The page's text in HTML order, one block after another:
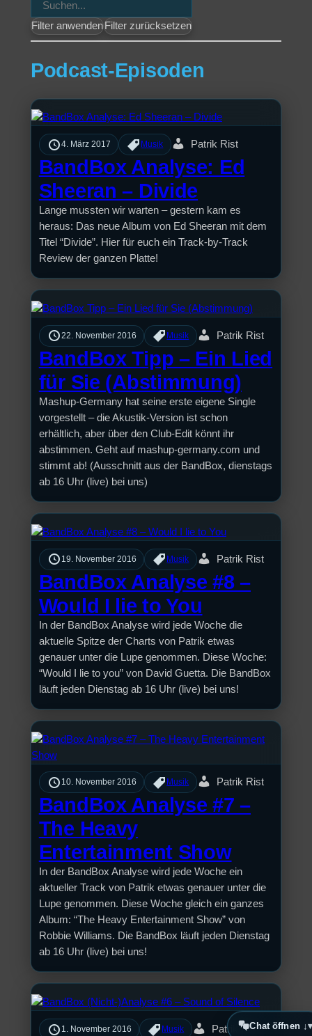
Filter anwenden Filter zurücksetzen
Podcast-Episoden
4. März 2017 Musik Patrik Rist
BandBox Analyse: Ed
Sheeran – Divide
Lange mussten wir warten – gestern kam es
heraus: Das neue Album von Ed Sheeran mit dem
Titel “Divide”. Hier für euch ein Track-by-Track
Review der ganzen Platte!
22. November 2016 Musik Patrik Rist
BandBox Tipp – Ein Lied
für Sie (Abstimmung)
Mashup-Germany hat seine erste eigene Single
vorgestellt – die Akustik-Version ist schon
erhältlich, aber über den Club-Edit könnt ihr
abstimmen. Geht auf mashup-germany.com und
stimmt ab! (Ausschnitt aus der BandBox, dienstags
ab 16 Uhr (live) bei uns)
19. November 2016 Musik Patrik Rist
BandBox Analyse #8 –
Would I lie to You
In der BandBox Analyse wird jede Woche die
aktuelle Spitze der Charts von Patrik etwas
genauer unter die Lupe genommen. Diese Woche:
“Would I lie to you” von David Guetta. Die BandBox
läuft jeden Dienstag ab 16 Uhr (live) bei uns!
10. November 2016 Musik Patrik Rist
BandBox Analyse #7 –
The Heavy
Entertainment Show
In der BandBox Analyse wird jede Woche ein
aktueller Track von Patrik etwas genauer unter die
Lupe genommen. Diese Woche gleich ein ganzes
Album: “The Heavy Entertainment Show” von
Robbie Williams. Die BandBox läuft jeden Dienstag
ab 16 Uhr (live) bei uns!
1. November 2016 Musik Patrik RistChat öffnen ↓